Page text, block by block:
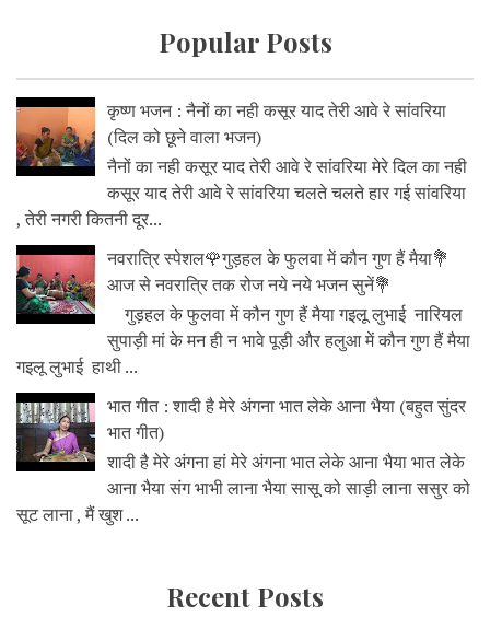
Popular Posts
कृष्ण भजन : नैनों का नही कसूर याद तेरी आवे रे सांवरिया
(दिल को छूने वाला भजन)
नैनों का नही कसूर याद तेरी आवे रे सांवरिया मेरे दिल का नही
कसूर याद तेरी आवे रे सांवरिया चलते चलते हार गई सांवरिया
, तेरी नगरी कितनी दूर...
नवरात्रि स्पेशल🌹गुड़हल के फुलवा में कौन गुण हैं मैया💐
आज से नवरात्रि तक रोज नये नये भजन सुनें💐
गुड़हल के फुलवा में कौन गुण हैं मैया गइलू लुभाई नारियल
सुपाड़ी मां के मन ही न भावे पूड़ी और हलुआ में कौन गुण हैं मैया
गइलू लुभाई हाथी ...
भात गीत : शादी है मेरे अंगना भात लेके आना भैया (बहुत सुंदर
भात गीत)
शादी है मेरे अंगना हां मेरे अंगना भात लेके आना भैया भात लेके
आना भैया संग भाभी लाना भैया सासू को साड़ी लाना ससुर को
सूट लाना , मैं खुश ...
Recent Posts